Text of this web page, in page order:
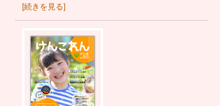
[続きを見る]